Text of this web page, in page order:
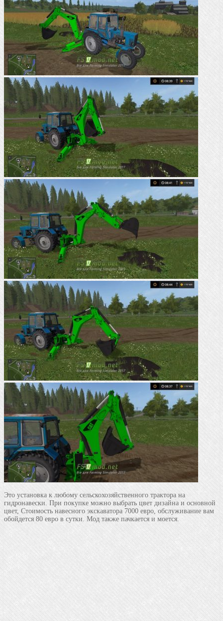
Это установка к любому сельскохозяйственного трактора на
гидронавески. При покупке можно выбрать цвет дизайна и основной
цвет, Стоимость навесного экскаватора 7000 евро, обслуживание вам
обойдется 80 евро в сутки. Мод также пачкается и моется.